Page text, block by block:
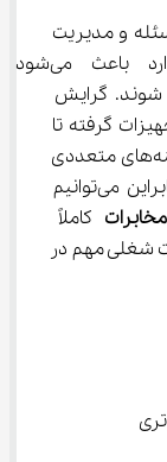
حل مسئله و مدیریت
پروژه نیز نیاز دارد که همین موارد باعث می‌شود
شوند. گرایش
نصب و راه‌اندازی تجهیزات گرفته تا
پشتیبانی شبکه و عیب‌یابی سیستم‌ها، زمینه‌های متعددی
را برای فعالیت حرفه‌ای فراهم می‌کند. بنابراین می‌توانیم
کاملاً
شغلی مهم در